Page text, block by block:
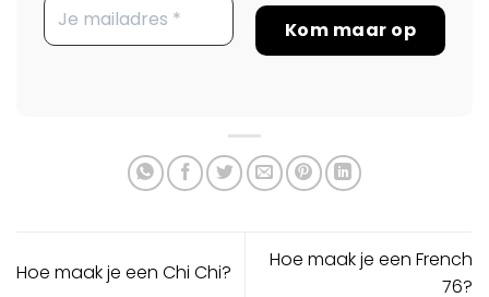
Hoe maak je een Chi Chi?
Hoe maak je een French
76?